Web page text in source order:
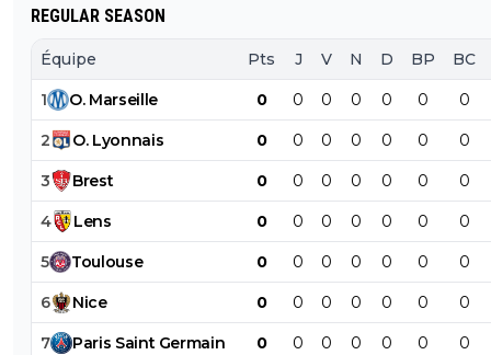
REGULAR SEASON
Équipe Pts J V N D BP BC
1 O. Marseille 0 0 0 0 0 0 0
2 O. Lyonnais 0 0 0 0 0 0 0
3 Brest 0 0 0 0 0 0 0
4 Lens 0 0 0 0 0 0 0
5 Toulouse 0 0 0 0 0 0 0
6 Nice 0 0 0 0 0 0 0
7 Paris Saint Germain 0 0 0 0 0 0 0